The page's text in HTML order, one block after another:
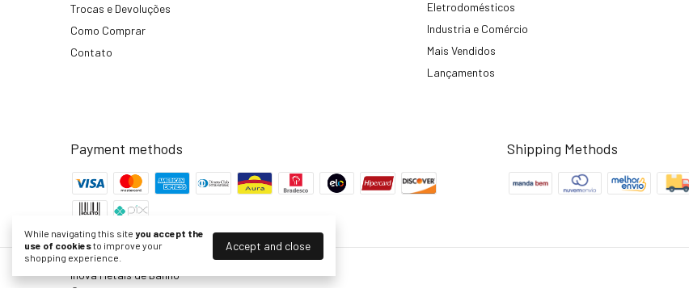
While navigating this site you accept the
use of cookiesto improve your
shopping experience.
Accept and close
Trocas e Devoluções
Como Comprar
Contato
Eletrodomésticos
Industria e Comércio
Mais Vendidos
Lançamentos
Payment methods Shipping Methods
Inova Metais de Banho
©2026. Inova Metais - 45754364000103. All rights reserved.